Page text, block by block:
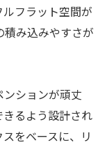
フラット空間が
み込みやすさが
ションが頑丈
るよう設計され
をベースに、リ